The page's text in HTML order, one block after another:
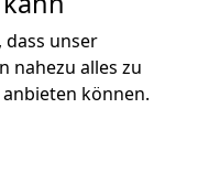
unser
nahezu alles zu
anbieten können.